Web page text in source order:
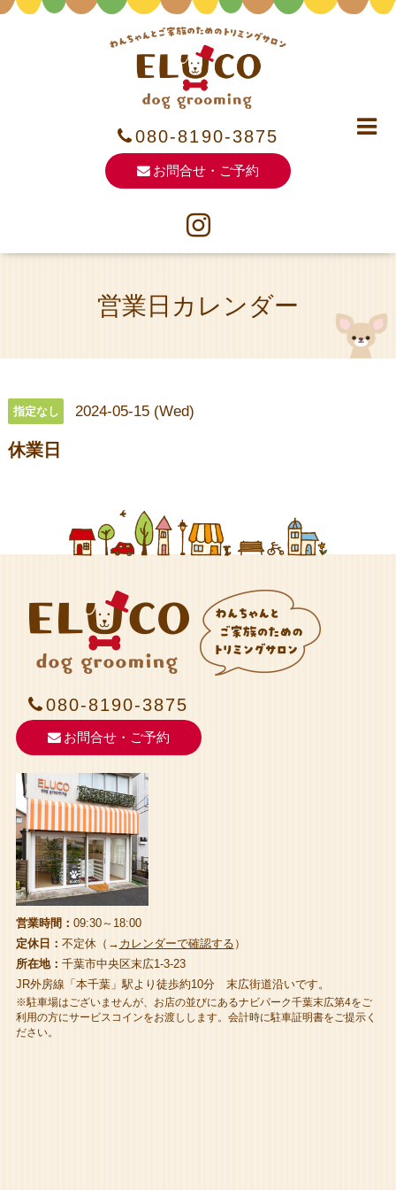
080-8190-3875
お問合せ・ご予約
営業日カレンダー
指定なし 2024-05-15 (Wed)
休業日
080-8190-3875
お問合せ・ご予約
営業時間： 09:30～18:00
定休日： 不定休（→ カレンダーで確認する ）
所在地： 千葉市中央区末広1-3-23
JR外房線「本千葉」駅より徒歩約10分 末広街道沿いです。
※駐車場はございませんが、お店の並びにあるナビパーク千葉末広第4をご
利用の方にサービスコインをお渡しします。会計時に駐車証明書をご提示く
ださい。